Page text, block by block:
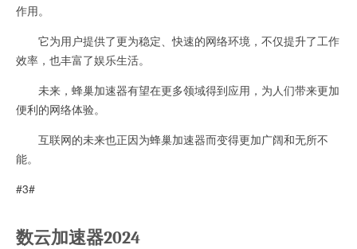
作用。
它为用户提供了更为稳定、快速的网络环境，不仅提升了工作
效率，也丰富了娱乐生活。
未来，蜂巢加速器有望在更多领域得到应用，为人们带来更加
便利的网络体验。
互联网的未来也正因为蜂巢加速器而变得更加广阔和无所不
能。
#3#
数云加速器2024